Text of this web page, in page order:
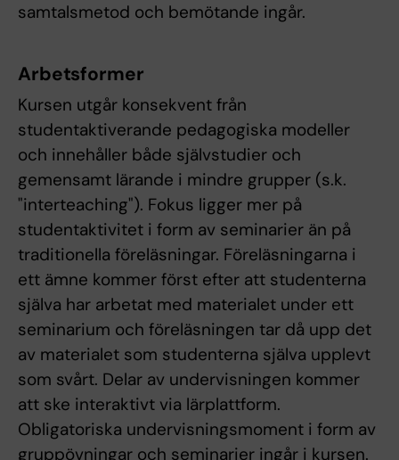
samtalsmetod och bemötande ingår.
Arbetsformer
Kursen utgår konsekvent från
studentaktiverande pedagogiska modeller
och innehåller både självstudier och
gemensamt lärande i mindre grupper (s.k.
"interteaching"). Fokus ligger mer på
studentaktivitet i form av seminarier än på
traditionella föreläsningar. Föreläsningarna i
ett ämne kommer först efter att studenterna
själva har arbetat med materialet under ett
seminarium och föreläsningen tar då upp det
av materialet som studenterna själva upplevt
som svårt. Delar av undervisningen kommer
att ske interaktivt via lärplattform.
Obligatoriska undervisningsmoment i form av
gruppövningar och seminarier ingår i kursen.